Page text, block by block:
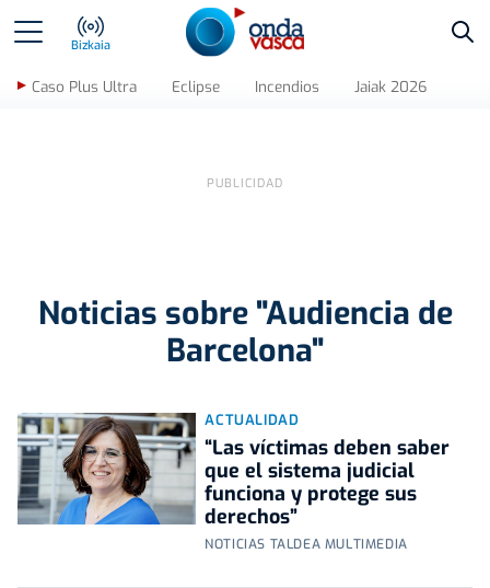
Bizkaia
Caso Plus Ultra Eclipse Incendios Jaiak 2026
Noticias sobre "Audiencia de
Barcelona"
ACTUALIDAD
“Las víctimas deben saber
que el sistema judicial
funciona y protege sus
derechos”
NOTICIAS TALDEA MULTIMEDIA